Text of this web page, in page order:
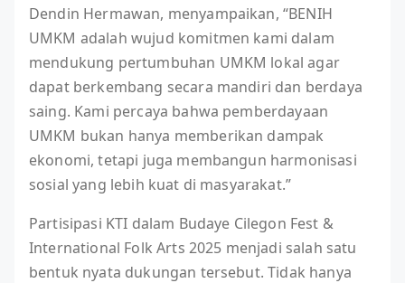
Dendin Hermawan, menyampaikan, “BENIH
UMKM adalah wujud komitmen kami dalam
mendukung pertumbuhan UMKM lokal agar
dapat berkembang secara mandiri dan berdaya
saing. Kami percaya bahwa pemberdayaan
UMKM bukan hanya memberikan dampak
ekonomi, tetapi juga membangun harmonisasi
sosial yang lebih kuat di masyarakat.”
Partisipasi KTI dalam Budaye Cilegon Fest &
International Folk Arts 2025 menjadi salah satu
bentuk nyata dukungan tersebut. Tidak hanya